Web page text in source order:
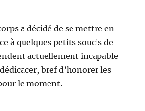
a décidé de se mettre en
à quelques petits soucis de
actuellement incapable
bref d’honorer les
le moment.